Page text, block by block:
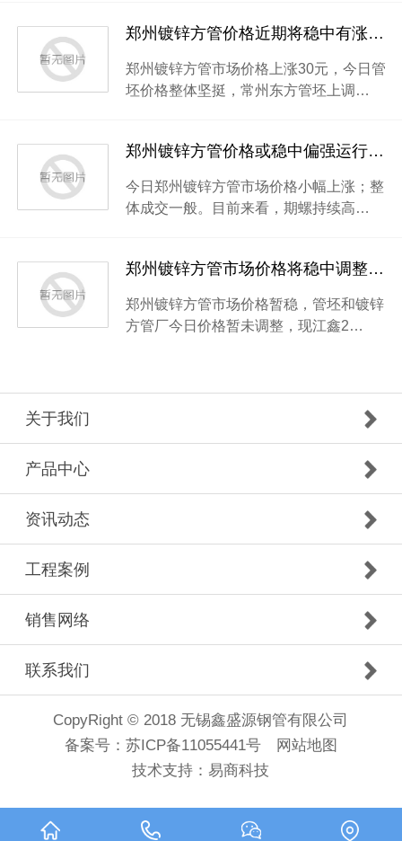
郑州镀锌方管价格近期将稳中有涨厂家出货一般
郑州镀锌方管市场价格上涨30元，今日管
坯价格整体坚挺，常州东方管坯上调…
郑州镀锌方管价格或稳中偏强运行厂家心态较为乐观
今日郑州镀锌方管市场价格小幅上涨；整
体成交一般。目前来看，期螺持续高…
郑州镀锌方管市场价格将稳中调整厂家利润单薄
郑州镀锌方管市场价格暂稳，管坯和镀锌
方管厂今日价格暂未调整，现江鑫2…
关于我们
产品中心
资讯动态
工程案例
销售网络
联系我们
CopyRight © 2018 无锡鑫盛源钢管有限公司
备案号： 苏ICP备11055441号
网站地图
技术支持： 易商科技